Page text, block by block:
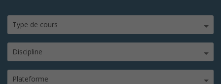
Type de cours
Discipline
Plateforme